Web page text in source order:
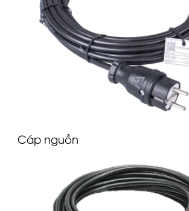
Cáp nguồn